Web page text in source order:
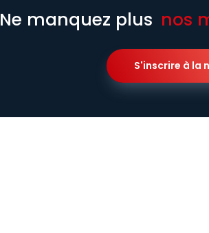
Ne manquez plus nos
S'inscrire à la